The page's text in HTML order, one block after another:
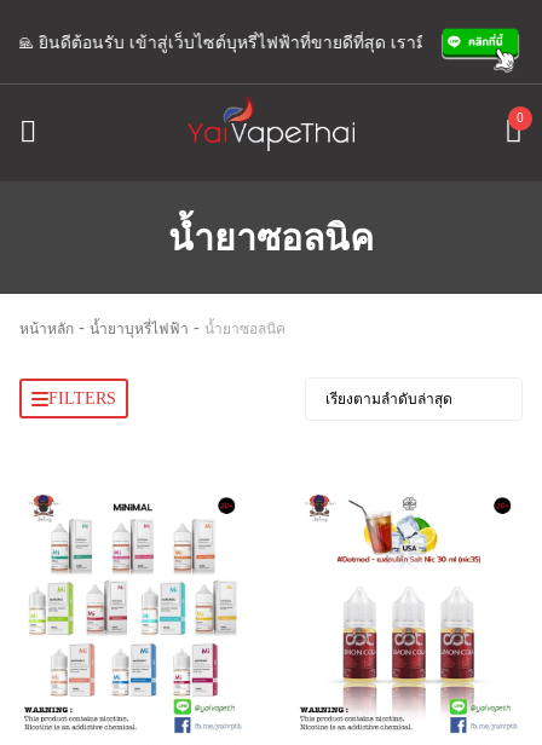
ยินดีต้อนรับ เข้าสู่เว็บไซต์บุหรี่ไฟฟ้าที่ขายดีที่สุด เรามีแอดมินพร้อมให้บริ
0
น้ำยาซอลนิค
หน้าหลัก - น้ำยาบุหรี่ไฟฟ้า - น้ำยาซอลนิค
FILTERS